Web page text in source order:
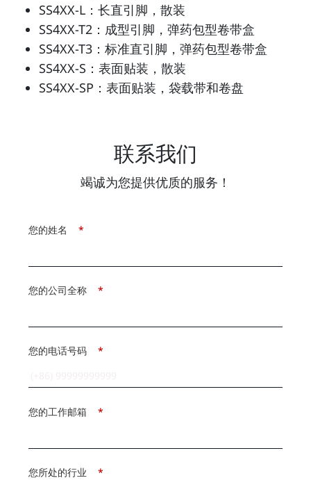
SS4XX-L：长直引脚，散装
SS4XX-T2：成型引脚，弹药包型卷带盒
SS4XX-T3：标准直引脚，弹药包型卷带盒
SS4XX-S：表面贴装，散装
SS4XX-SP：表面贴装，袋载带和卷盘
联系我们
竭诚为您提供优质的服务！
*
您的姓名
*
您的公司全称
*
您的电话号码
*
您的工作邮箱
*
您所处的行业